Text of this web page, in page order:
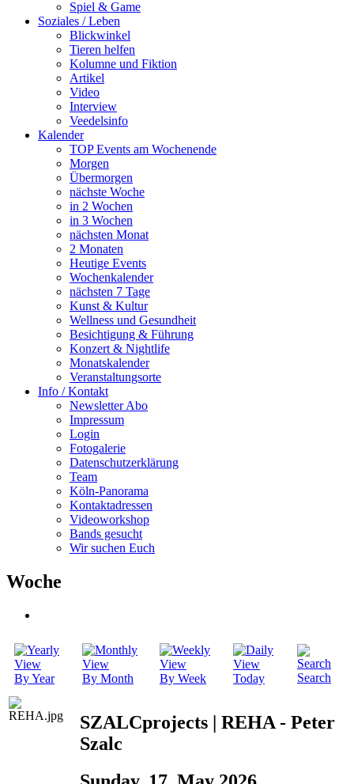
Spiel & Game
Soziales / Leben
Blickwinkel
Tieren helfen
Kolumne und Fiktion
Artikel
Video
Interview
Veedelsinfo
Kalender
TOP Events am Wochenende
Morgen
Übermorgen
nächste Woche
in 2 Wochen
in 3 Wochen
nächsten Monat
2 Monaten
Heutige Events
Wochenkalender
nächsten 7 Tage
Kunst & Kultur
Wellness und Gesundheit
Besichtigung & Führung
Konzert & Nightlife
Monatskalender
Veranstaltungsorte
Info / Kontakt
Newsletter Abo
Impressum
Login
Fotogalerie
Datenschutzerklärung
Team
Köln-Panorama
Kontaktadressen
Videoworkshop
Bands gesucht
Wir suchen Euch
Woche
By Year By Month By Week Today Search
SZALCprojects | REHA - Peter
Szalc